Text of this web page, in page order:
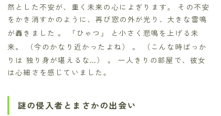
然とした不安が、重く未来の心によぎります。 その不安
をかき消すかのように、再び窓の外が光り、大きな雷鳴
が轟きました 。 「ひゃつ」
と小さく悲鳴を上げる未
来。 （今のかなり近かったよね） 。 （こんな時ばっか
りは 独り身が堪えるな…） 。 一人きりの部屋で、彼女
は心細さを感じていました。
謎の侵入者とまさかの出会い